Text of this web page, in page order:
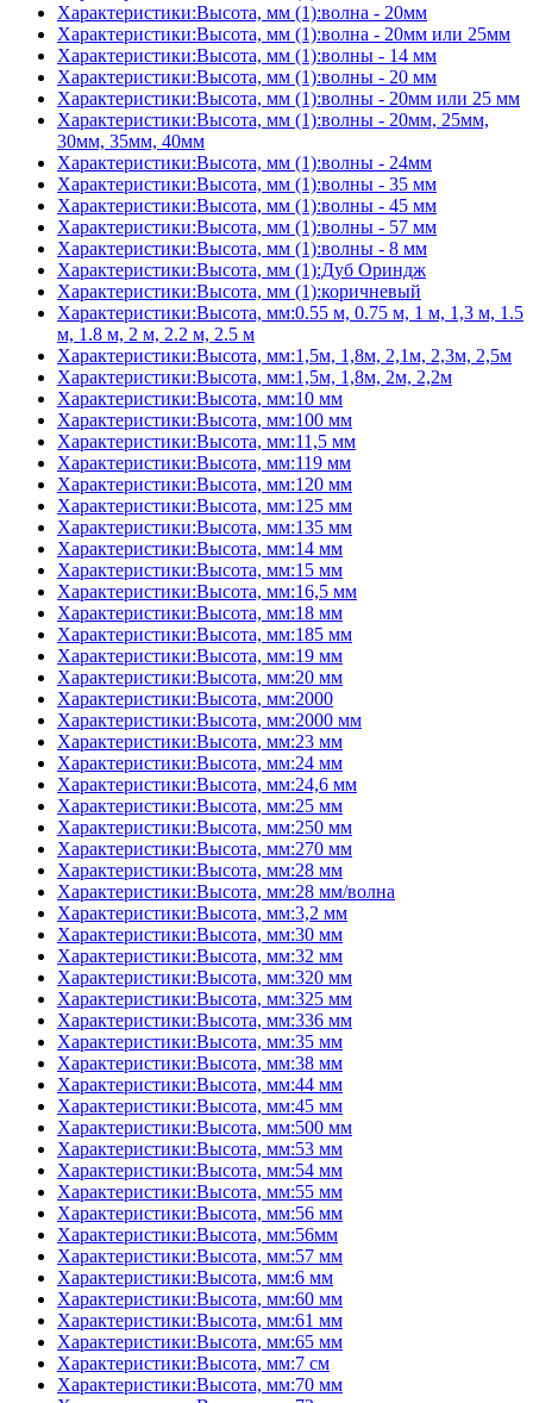
Характеристики:Высота, мм (1):волна - 20мм
Характеристики:Высота, мм (1):волна - 20мм или 25мм
Характеристики:Высота, мм (1):волны - 14 мм
Характеристики:Высота, мм (1):волны - 20 мм
Характеристики:Высота, мм (1):волны - 20мм или 25 мм
Характеристики:Высота, мм (1):волны - 20мм, 25мм,
30мм, 35мм, 40мм
Характеристики:Высота, мм (1):волны - 24мм
Характеристики:Высота, мм (1):волны - 35 мм
Характеристики:Высота, мм (1):волны - 45 мм
Характеристики:Высота, мм (1):волны - 57 мм
Характеристики:Высота, мм (1):волны - 8 мм
Характеристики:Высота, мм (1):Дуб Ориндж
Характеристики:Высота, мм (1):коричневый
Характеристики:Высота, мм:0.55 м, 0.75 м, 1 м, 1,3 м, 1.5
м, 1.8 м, 2 м, 2.2 м, 2.5 м
Характеристики:Высота, мм:1,5м, 1,8м, 2,1м, 2,3м, 2,5м
Характеристики:Высота, мм:1,5м, 1,8м, 2м, 2,2м
Характеристики:Высота, мм:10 мм
Характеристики:Высота, мм:100 мм
Характеристики:Высота, мм:11,5 мм
Характеристики:Высота, мм:119 мм
Характеристики:Высота, мм:120 мм
Характеристики:Высота, мм:125 мм
Характеристики:Высота, мм:135 мм
Характеристики:Высота, мм:14 мм
Характеристики:Высота, мм:15 мм
Характеристики:Высота, мм:16,5 мм
Характеристики:Высота, мм:18 мм
Характеристики:Высота, мм:185 мм
Характеристики:Высота, мм:19 мм
Характеристики:Высота, мм:20 мм
Характеристики:Высота, мм:2000
Характеристики:Высота, мм:2000 мм
Характеристики:Высота, мм:23 мм
Характеристики:Высота, мм:24 мм
Характеристики:Высота, мм:24,6 мм
Характеристики:Высота, мм:25 мм
Характеристики:Высота, мм:250 мм
Характеристики:Высота, мм:270 мм
Характеристики:Высота, мм:28 мм
Характеристики:Высота, мм:28 мм/волна
Характеристики:Высота, мм:3,2 мм
Характеристики:Высота, мм:30 мм
Характеристики:Высота, мм:32 мм
Характеристики:Высота, мм:320 мм
Характеристики:Высота, мм:325 мм
Характеристики:Высота, мм:336 мм
Характеристики:Высота, мм:35 мм
Характеристики:Высота, мм:38 мм
Характеристики:Высота, мм:44 мм
Характеристики:Высота, мм:45 мм
Характеристики:Высота, мм:500 мм
Характеристики:Высота, мм:53 мм
Характеристики:Высота, мм:54 мм
Характеристики:Высота, мм:55 мм
Характеристики:Высота, мм:56 мм
Характеристики:Высота, мм:56мм
Характеристики:Высота, мм:57 мм
Характеристики:Высота, мм:6 мм
Характеристики:Высота, мм:60 мм
Характеристики:Высота, мм:61 мм
Характеристики:Высота, мм:65 мм
Характеристики:Высота, мм:7 см
Характеристики:Высота, мм:70 мм